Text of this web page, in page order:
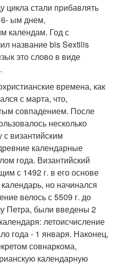
стали прибавлять
6- ым днем,
календам. Год с
название bis Sextilis
это слово в виде
времена, как
с марта, что,
совпадением. После
несколько
византийским
календарные
года. Византийский
с 1492 г. в его основе
но начинался
велось с 5509 г. до
Петра, были введены 2
летоисчисление
года - 1 января. Наконец,
совнаркома,
календарную